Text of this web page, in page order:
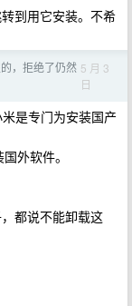
到用它安装。不希
，拒绝了仍然 5 月 3
日
是专门为安装国产
外软件。
都说不能卸载这